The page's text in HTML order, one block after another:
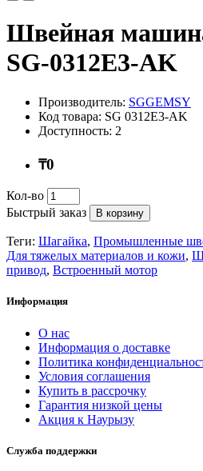
Швейная
SG-0312E3-AK
Производитель: SGGEMSY
Код товара: SG 0312E3-AK
Доступность: 2
₸0
Кол-во
Быстрый заказ
В корзину
Теги: Шагайка, Промышленные
Для тяжелых материалов и кожи,
привод, Встроенный мотор
Информация
О нас
Информация о доставке
Политика
Условия соглашения
Купить в рассрочку
Гарантия низкой цены
Акция к Наурызу
Служба поддержки